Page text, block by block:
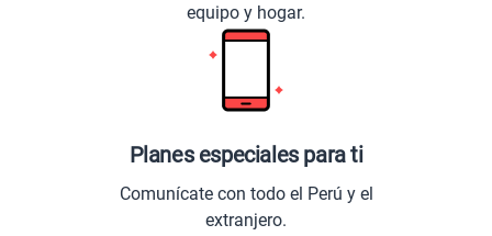
equipo y hogar.
Planes especiales para ti
Comunícate con todo el Perú y el
extranjero.